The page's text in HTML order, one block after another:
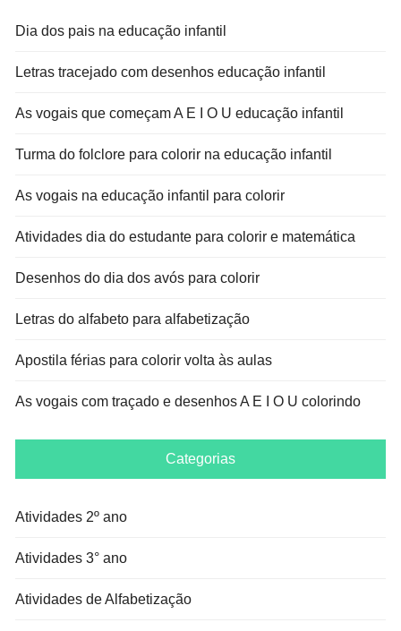
Dia dos pais na educação infantil
Letras tracejado com desenhos educação infantil
As vogais que começam A E I O U educação infantil
Turma do folclore para colorir na educação infantil
As vogais na educação infantil para colorir
Atividades dia do estudante para colorir e matemática
Desenhos do dia dos avós para colorir
Letras do alfabeto para alfabetização
Apostila férias para colorir volta às aulas
As vogais com traçado e desenhos A E I O U colorindo
Categorias
Atividades 2º ano
Atividades 3° ano
Atividades de Alfabetização